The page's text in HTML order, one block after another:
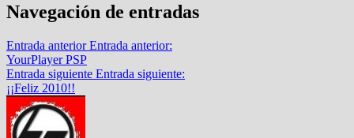
Navegación de entradas
Entrada anterior Entrada anterior:
YourPlayer PSP
Entrada siguiente Entrada siguiente:
¡¡Feliz 2010!!